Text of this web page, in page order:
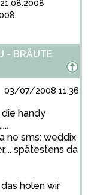
- BRÄUTE
03/07/2008
handy
ne sms: weddix
spätestens da
holen wir